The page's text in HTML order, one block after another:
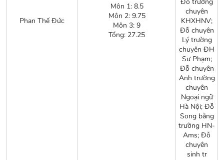
Phan Thế Đức
Môn 1: 8.5
Môn 2: 9.75
Môn 3: 9
Tổng: 27.25
chuyên
KHXHNV;
Đỗ chuyên
Lý trường
chuyên ĐH
Sư Phạm;
Đỗ chuyên
Anh trường
chuyên
Ngoại ngữ
Hà Nội; Đỗ
Song bằng
trường HN-
Ams; Đỗ
chuyên
sinh tr